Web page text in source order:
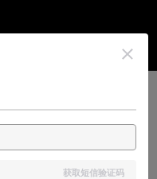
贩限定公开！
备了什么好东西获取短信验证码